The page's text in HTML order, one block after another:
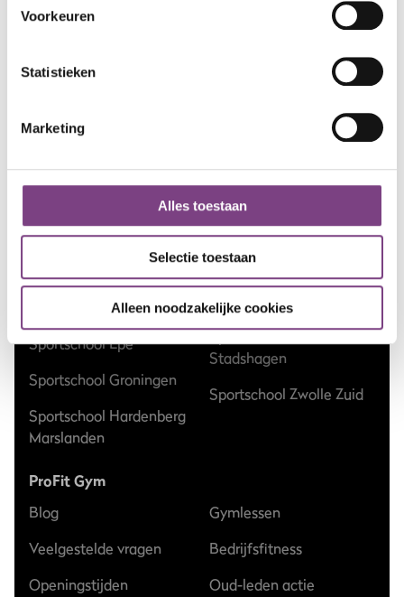
Voorkeuren
Statistieken
Marketing
Alles toestaan
Selectie toestaan
Alleen noodzakelijke cookies
Sportschool Apeldoorn
Sportschool Apeldoorn
Sportschool Assen
Sportschool Ede
Sportschool Enschede
Sportschool Epe
Sportschool Groningen
Sportschool Hardenberg
Marslanden
Sportschool Nieuw-
Sportschool Nieuwegein
Sportschool Nijmegen
Sportschool Raalte
Sportschool Vlaardingen
Sportschool Wageningen
Sportschool Zwolle Dieze
Sportschool Zwolle
Stadshagen
Sportschool Zwolle Zuid
ProFit Gym
Blog
Veelgestelde vragen
Openingstijden
Gymlessen
Bedrijfsfitness
Oud-leden actie